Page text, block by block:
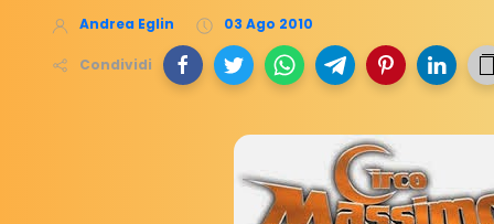
Andrea Eglin 03 Ago 2010
Condividi